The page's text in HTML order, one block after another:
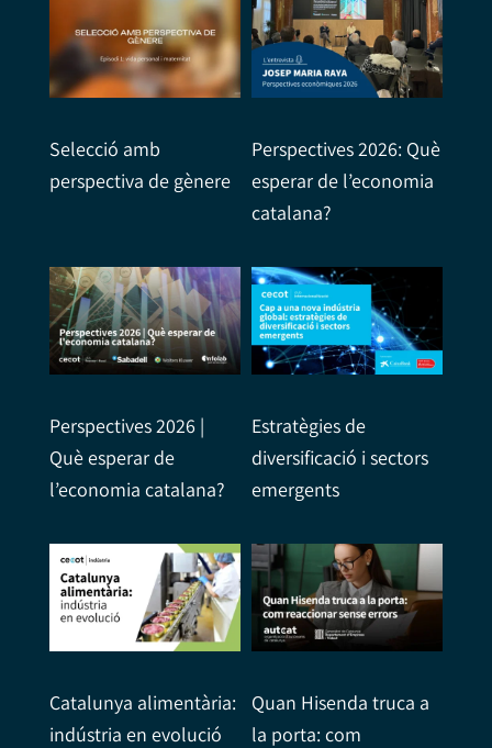
Selecció amb
perspectiva de gènere
Perspectives 2026: Què
esperar de l’economia
catalana?
Perspectives 2026 |
Què esperar de
l’economia catalana?
Estratègies de
diversificació i sectors
emergents
Catalunya alimentària:
indústria en evolució
Quan Hisenda truca a
la porta: com